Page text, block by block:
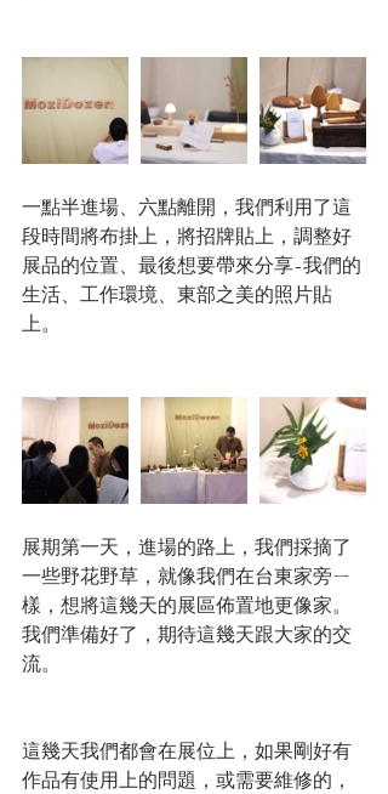
一點半進場、六點離開，我們利用了這
段時間將布掛上，將招牌貼上，調整好
展品的位置、最後想要帶來分享-我們的
生活、工作環境、東部之美的照片貼
上。
展期第一天，進場的路上，我們採摘了
一些野花野草，就像我們在台東家旁ㄧ
樣，想將這幾天的展區佈置地更像家。
我們準備好了，期待這幾天跟大家的交
流。
這幾天我們都會在展位上，如果剛好有
作品有使用上的問題，或需要維修的，